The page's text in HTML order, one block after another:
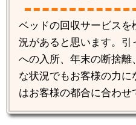
ベッドの回収サービスを
況があると思います。引
への入所、年末の断捨離
な状況でもお客様の力
はお客様の都合に合わせ